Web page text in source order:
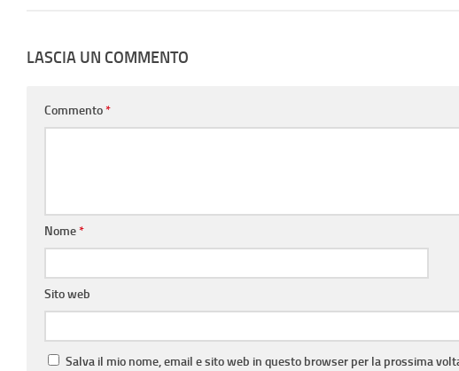
LASCIA UN COMMENTO
Commento*
Nome*
Sito web
Salva il mio nome, email e sito web in questo browser per la prossima